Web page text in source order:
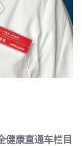
健康直通车栏目